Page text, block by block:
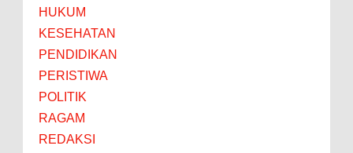
HUKUM
KESEHATAN
PENDIDIKAN
PERISTIWA
POLITIK
RAGAM
REDAKSI